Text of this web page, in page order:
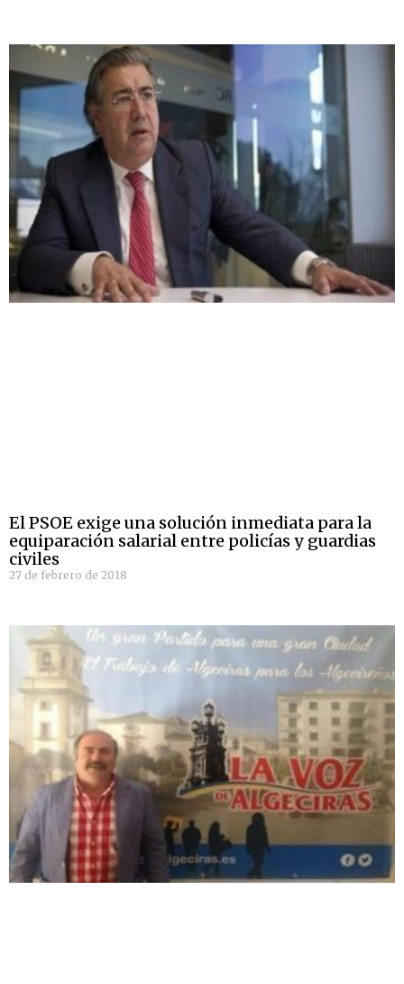
El PSOE exige una solución inmediata para la
equiparación salarial entre policías y guardias
civiles
27 de febrero de 2018